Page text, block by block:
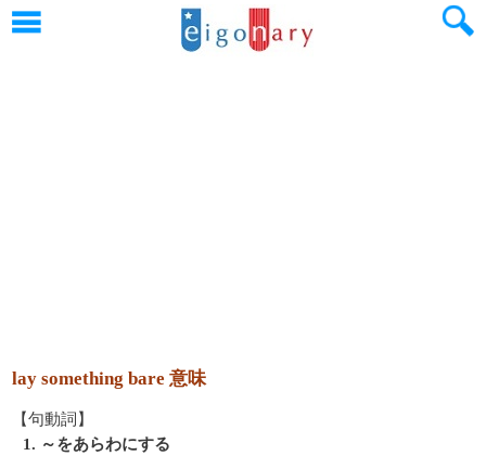
lay something bare 意味
【句動詞】
1. ～をあらわにする